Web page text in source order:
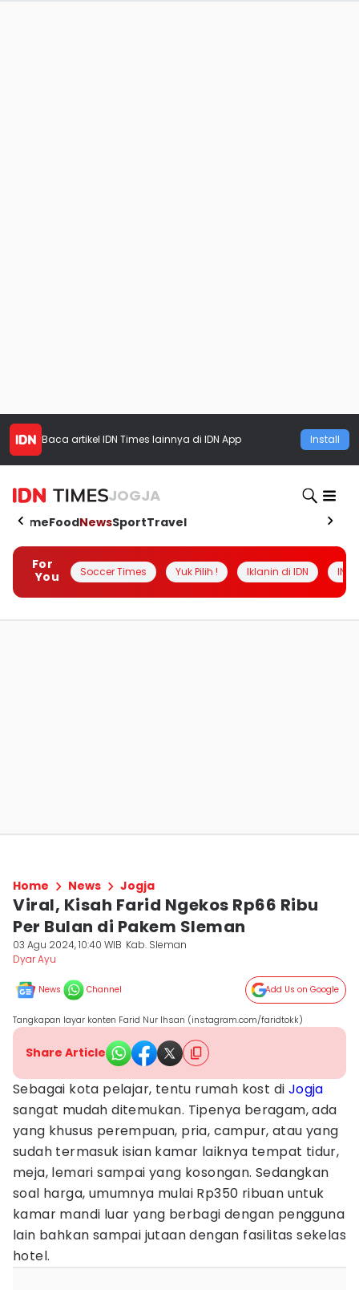
Baca artikel IDN Times lainnya di IDN App Install
JOGJA
HomeFoodNewsSportTravel
For
You
Soccer Times Yuk Pilih ! Iklanin di IDN
Home News Jogja
Viral, Kisah Farid Ngekos Rp66 Ribu
Per Bulan di Pakem Sleman
03 Agu 2024, 10:40 WIB Kab. Sleman
Dyar Ayu
News Channel Add Us on Google
Tangkapan layar konten Farid Nur Ihsan (instagram.com/faridtokk)
Share Article
Sebagai kota pelajar, tentu rumah kost di Jogja
sangat mudah ditemukan. Tipenya beragam, ada
yang khusus perempuan, pria, campur, atau yang
sudah termasuk isian kamar laiknya tempat tidur,
meja, lemari sampai yang kosongan. Sedangkan
soal harga, umumnya mulai Rp350 ribuan untuk
kamar mandi luar yang berbagi dengan pengguna
lain bahkan sampai jutaan dengan fasilitas sekelas
hotel.